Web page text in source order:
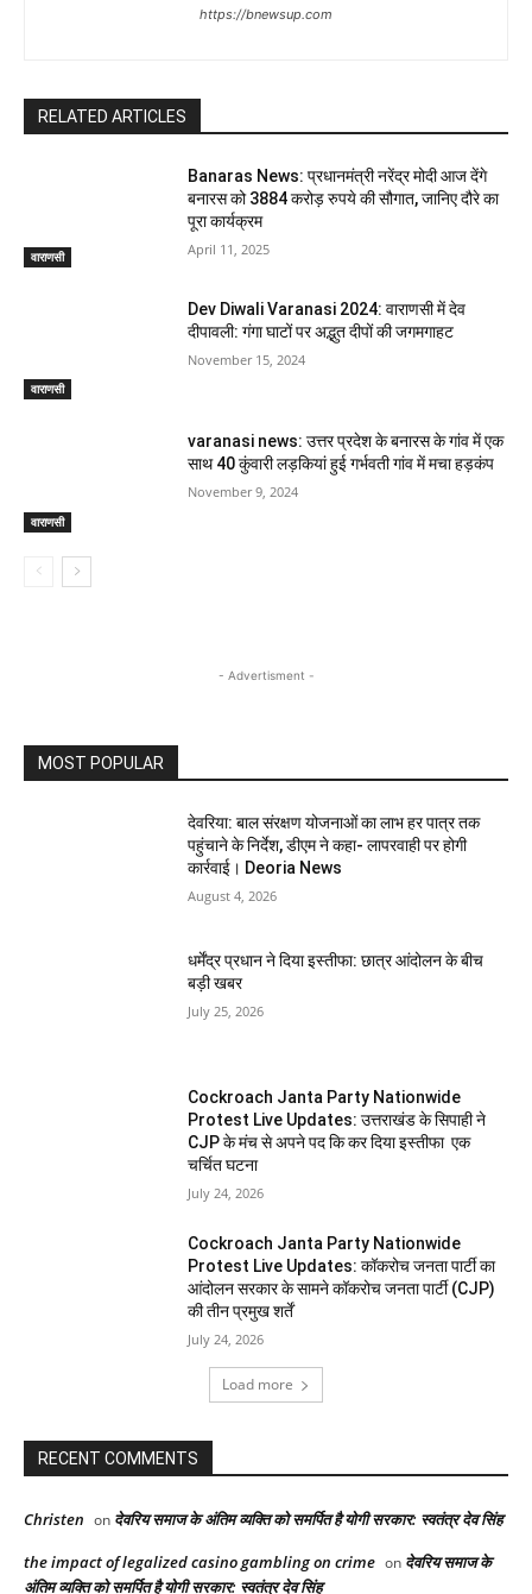
https://bnewsup.com
RELATED ARTICLES
वाराणसी
Banaras News: प्रधानमंत्री नरेंद्र मोदी आज देंगे
बनारस को 3884 करोड़ रुपये की सौगात, जानिए दौरे का
पूरा कार्यक्रम
April 11, 2025
वाराणसी
Dev Diwali Varanasi 2024: वाराणसी में देव
दीपावली: गंगा घाटों पर अद्भुत दीपों की जगमगाहट
November 15, 2024
वाराणसी
varanasi news: उत्तर प्रदेश के बनारस के गांव में एक
साथ 40 कुंवारी लड़कियां हुई गर्भवती गांव में मचा हड़कंप
November 9, 2024
- Advertisment -
MOST POPULAR
देवरिया: बाल संरक्षण योजनाओं का लाभ हर पात्र तक
पहुंचाने के निर्देश, डीएम ने कहा- लापरवाही पर होगी
कार्रवाई। Deoria News
August 4, 2026
धर्मेंद्र प्रधान ने दिया इस्तीफा: छात्र आंदोलन के बीच
बड़ी खबर
July 25, 2026
Cockroach Janta Party Nationwide
Protest Live Updates: उत्तराखंड के सिपाही ने
CJP के मंच से अपने पद कि कर दिया इस्तीफा एक
चर्चित घटना
July 24, 2026
Cockroach Janta Party Nationwide
Protest Live Updates: कॉकरोच जनता पार्टी का
आंदोलन सरकार के सामने कॉकरोच जनता पार्टी (CJP)
की तीन प्रमुख शर्तें
July 24, 2026
Load more
RECENT COMMENTS
Christen on देवरिय समाज के अंतिम व्यक्ति को समर्पित है योगी सरकार: स्वतंत्र देव सिंह
the impact of legalized casino gambling on crime on देवरिय समाज के
अंतिम व्यक्ति को समर्पित है योगी सरकार: स्वतंत्र देव सिंह